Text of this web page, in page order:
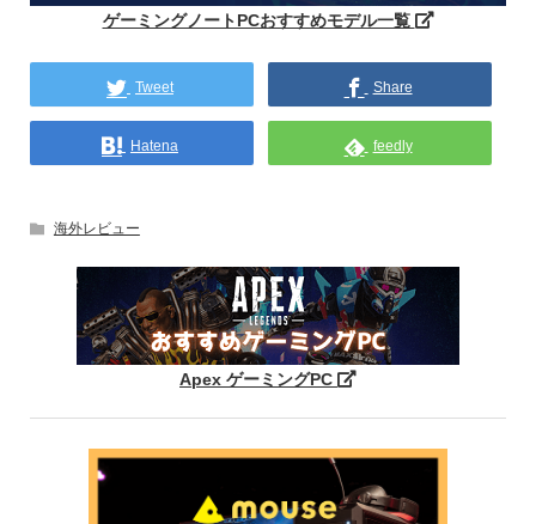
ゲーミングノートPCおすすめモデル一覧
Tweet Share
Hatena feedly
海外レビュー
Apex ゲーミングPC